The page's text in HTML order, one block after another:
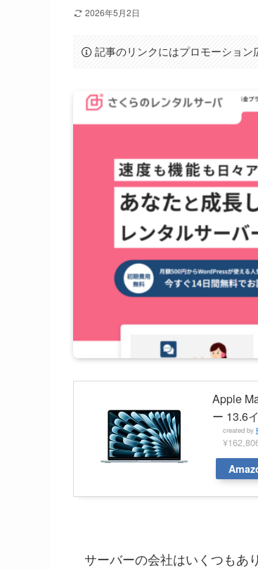
2026年5月2日
記事のリンクにはプロモーショ
Apple
ー 13.6
created by
サーバーの会社はいくつもあ